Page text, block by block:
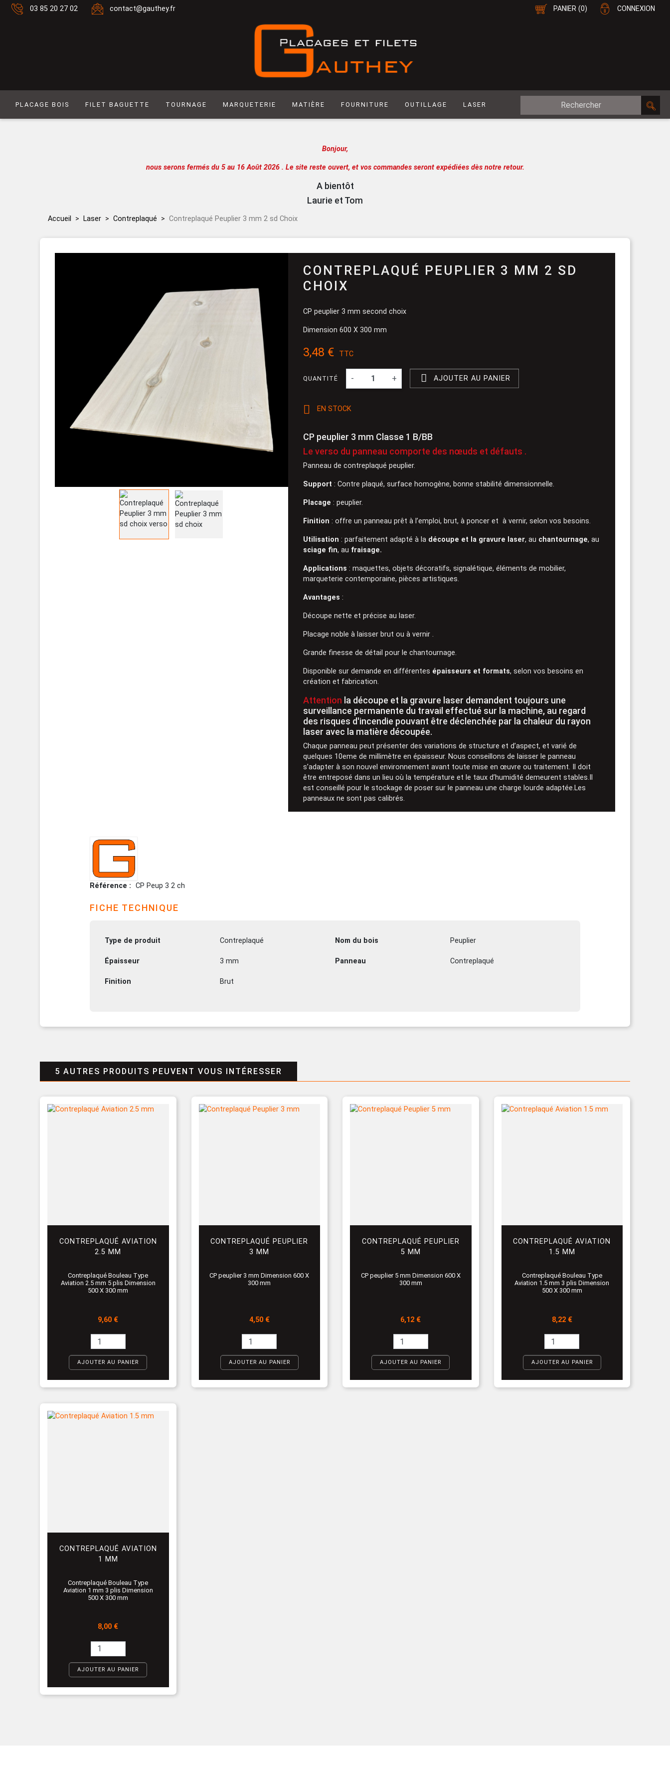
03 85 20 27 02 contact@gauthey.fr CONNEXION
PANIER (0)
PLACAGE BOIS
Lot de placages
FILET BAGUETTE TOURNAGE MARQUETERIE MATIÈRE
Laser
FOURNITURE
Colle
Produit de Finition
Panneau support
Papier
OUTILLAGE
Racloir
Ponçage
LASER
Placage Double-Face
Bonjour,
nous serons fermés du 5 au 16 Août 2026 . Le site reste ouvert, et vos commandes seront expédiées dès notre retour.
A bientôt
Laurie et Tom
Accueil Laser Contreplaqué Contreplaqué Peuplier 3 mm 2 sd Choix
CONTREPLAQUÉ PEUPLIER 3 MM 2 SD
CHOIX
CP peuplier 3 mm second choix
Dimension 600 X 300 mm
3,48 € TTC
QUANTITÉ - +  AJOUTER AU PANIER
 EN STOCK
CP peuplier 3 mm Classe 1 B/BB
Le verso du panneau comporte des nœuds et défauts .
Panneau de contreplaqué peuplier.
Support : Contre plaqué, surface homogène, bonne stabilité dimensionnelle.
Placage : peuplier.
Finition: offre un panneau prêt à l’emploi, brut, à poncer et à vernir, selon vos besoins.
Utilisation : parfaitement adapté à la découpe et la gravure laser, au chantournage, au
sciage fin, au fraisage.
Applications : maquettes, objets décoratifs, signalétique, éléments de mobilier,
marqueterie contemporaine, pièces artistiques.
Avantages :
Découpe nette et précise au laser.
Placage noble à laisser brut ou à vernir .
Grande finesse de détail pour le chantournage.
Disponible sur demande en différentes épaisseurs et formats, selon vos besoins en
création et fabrication.
Attention la découpe et la gravure laser demandent toujours une
surveillance permanente du travail effectué sur la machine, au regard
des risques d'incendie pouvant être déclenchée par la chaleur du rayon
laser avec la matière découpée.
Chaque panneau peut présenter des variations de structure et d’aspect, et varié de
quelques 10eme de millimètre en épaisseur. Nous conseillons de laisser le panneau
s’adapter à son nouvel environnement avant toute mise en œuvre ou traitement. Il doit
être entreposé dans un lieu où la température et le taux d’humidité demeurent stables.Il
est conseillé pour le stockage de poser sur le panneau une charge lourde adaptée.Les
panneaux ne sont pas calibrés.
Référence CP Peup 3 2 ch
FICHE TECHNIQUE
Type de produit Contreplaqué Nom du bois Peuplier
Épaisseur 3 mm Panneau Contreplaqué
Finition Brut
5 AUTRES PRODUITS PEUVENT VOUS INTÉRESSER
CONTREPLAQUÉ AVIATION
2.5 MM
Contreplaqué Bouleau Type
Aviation 2.5 mm 5 plis Dimension
500 X 300 mm
Prix
9,60 €
AJOUTER AU PANIER
CONTREPLAQUÉ PEUPLIER
3 MM
CP peuplier 3 mm Dimension 600 X
300 mm
Prix
4,50 €
AJOUTER AU PANIER
CONTREPLAQUÉ PEUPLIER
5 MM
CP peuplier 5 mm Dimension 600 X
300 mm
Prix
6,12 €
AJOUTER AU PANIER
CONTREPLAQUÉ AVIATION
1.5 MM
Contreplaqué Bouleau Type
Aviation 1.5 mm 3 plis Dimension
500 X 300 mm
Prix
8,22 €
AJOUTER AU PANIER
CONTREPLAQUÉ AVIATION
1 MM
Contreplaqué Bouleau Type
Aviation 1 mm 3 plis Dimension
500 X 300 mm
Prix
8,00 €
AJOUTER AU PANIER